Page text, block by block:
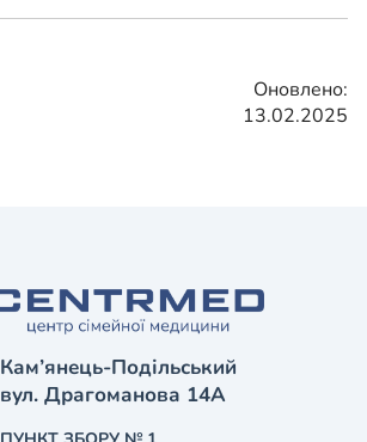
Оновлено:
13.02.2025
Кам’янець-Подільський
вул. Драгоманова 14А